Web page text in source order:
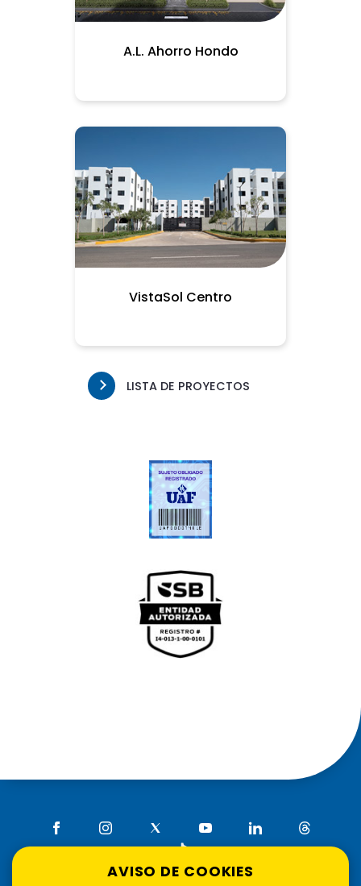
A.L. Ahorro Hondo
VistaSol Centro
LISTA DE PROYECTOS
AVISO DE COOKIES